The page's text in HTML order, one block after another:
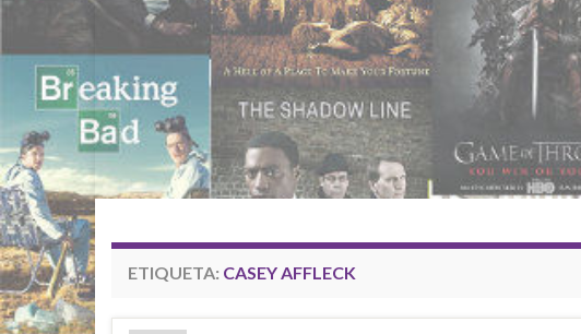
ETIQUETA: CASEY AFFLECK